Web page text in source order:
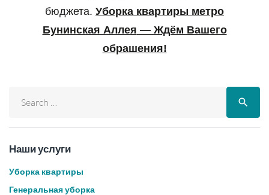
бюджета. Уборка квартиры метро
Бунинская Аллея — Ждём Вашего
обрашения!
search
Наши услуги
Уборка квартиры
Генеральная уборка